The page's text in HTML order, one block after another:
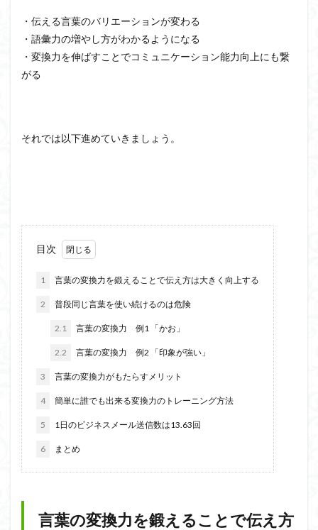
・伝える言葉のバリエーションが変わる
・語彙力の増やし方がわかるようになる
・変換力を伸ばすことでコミュニケーション能力向上にも繋
がる
それでは以下進めていきましょう。
目次
1 言葉の変換力を鍛えることで伝え方は大きく向上する
2 普段同じ言葉を使い続けるのは危険
2.1 言葉の変換力 例1 「かお」
2.2 言葉の変換力 例2 「印象が強い」
3 言葉の変換力がもたらすメリット
4 簡単に誰でも出来る変換力のトレーニング方法
5 1日のビジネスメール送信数は13.63回
6 まとめ
言葉の変換力を鍛えることで伝え方